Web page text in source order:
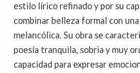
estilo lírico refinado y por su
combinar belleza formal con
melancólica. Su obra se
poesía tranquila, sobria y muy
capacidad para expresar